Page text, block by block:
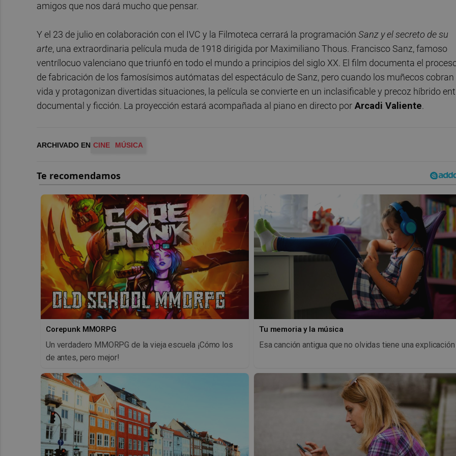
amigos que nos dará mucho que pensar.
Y el 23 de julio en colaboración con el IVC y la Filmoteca cerrará la programación Sanz y el secreto de su
arte, una extraordinaria película muda de 1918 dirigida por Maximiliano Thous. Francisco Sanz, famoso
ventrílocuo valenciano que triunfó en todo el mundo a principios del siglo XX. El film documenta el
de fabricación de los famosísimos autómatas del espectáculo de Sanz, pero cuando los muñecos cobran
vida y protagonizan divertidas situaciones, la película se convierte en un inclasificable y precoz híbrido
documental y ficción. La proyección estará acompañada al piano en directo por Arcadi Valiente.
ARCHIVADO EN CINE MÚSICA
Corepunk MMORPG
Un verdadero MMORPG de la vieja escuela ¡Cómo los
de antes, pero mejor!
Tu memoria y la música
Esa canción antigua que no olvidas tiene una explicación